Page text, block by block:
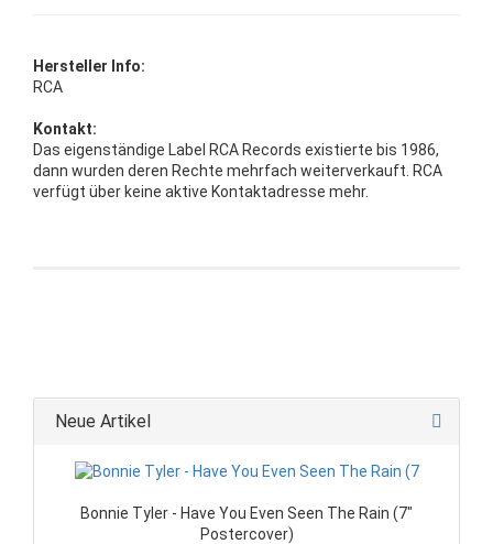
Hersteller Info:
RCA
Kontakt:
Das eigenständige Label RCA Records existierte bis 1986,
dann wurden deren Rechte mehrfach weiterverkauft. RCA
verfügt über keine aktive Kontaktadresse mehr.
Neue Artikel
Bonnie Tyler - Have You Even Seen The Rain (7"
Postercover)